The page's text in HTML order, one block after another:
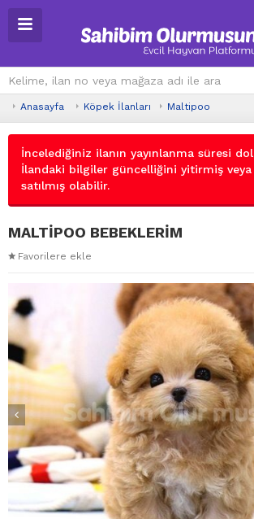
Anasayfa Köpek İlanları Maltipoo
İncelediğiniz ilanın yayınlanma süresi
İlandaki bilgiler güncelliğini yitirmiş
satılmış olabilir.
MALTİPOO BEBEKLERİM
Favorilere ekle